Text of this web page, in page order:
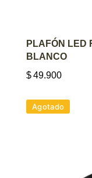
PLAFÓN LED
BLANCO
$49.900
Agotado